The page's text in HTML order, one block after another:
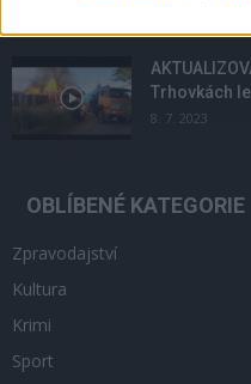
Trhovkách
8. 7. 2023
OBLÍBENÉ KATEGORIE
Zpravodajství
Kultura
Krimi
Sport